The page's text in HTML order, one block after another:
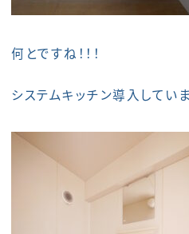
何とですね！！！
システムキッチン導入してい